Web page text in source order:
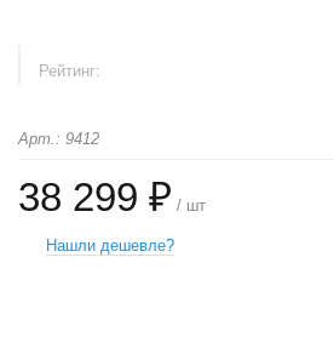
Рейтинг:
Арт.: 9412
38 299 ₽ / шт
Нашли дешевле?